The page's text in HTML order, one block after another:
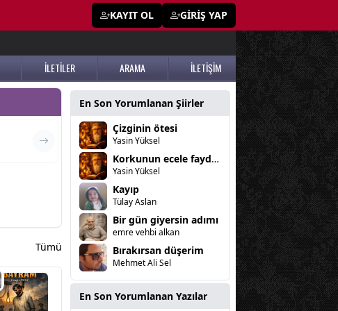
KAYIT OL GİRİŞ YAP
İLETİLER ARAMA İLETİŞİM
Tümü
En Son Yorumlanan Şiirler
Çizginin ötesi
Yasin Yüksel
Korkunun ecele faydası yok
Yasin Yüksel
Kayıp
Tülay Aslan
Bir gün giyersin adımı
emre vehbi alkan
Bırakırsan düşerim
Mehmet Ali Sel
En Son Yorumlanan Yazılar